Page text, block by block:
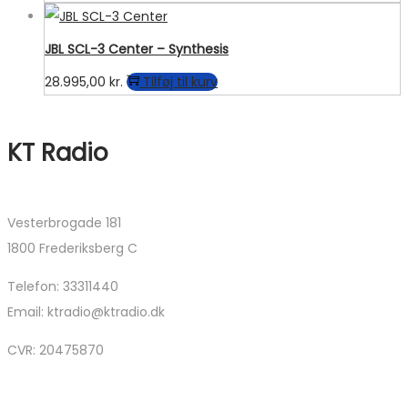
JBL SCL-3 Center – Synthesis
28.995,00 kr. Tilføj til kurv
KT Radio
Vesterbrogade 181
1800 Frederiksberg C
Telefon: 33311440
Email: ktradio@ktradio.dk
CVR: 20475870